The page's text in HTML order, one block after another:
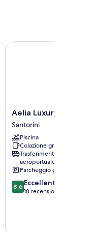
Aelia
Luxury
Suites
Santorini
Aelia Luxury Suites
Santorini
Piscina
Colazione gratuita
Trasferimento
aeroportuale
Parcheggio gratuito
8.6
su
8,6 Eccellente
18 recensioni
Aelia Luxury Suites